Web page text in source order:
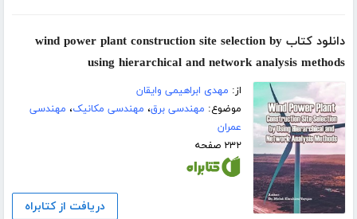
دانلود کتاب wind power plant construction site selection by
using hierarchical and network analysis methods
از: مهدی ابراهیمی وایقان
موضوع: مهندسی برق، مهندسی مکانیک، مهندسی
عمران
۲۳۲ صفحه
دریافت از کتابراه